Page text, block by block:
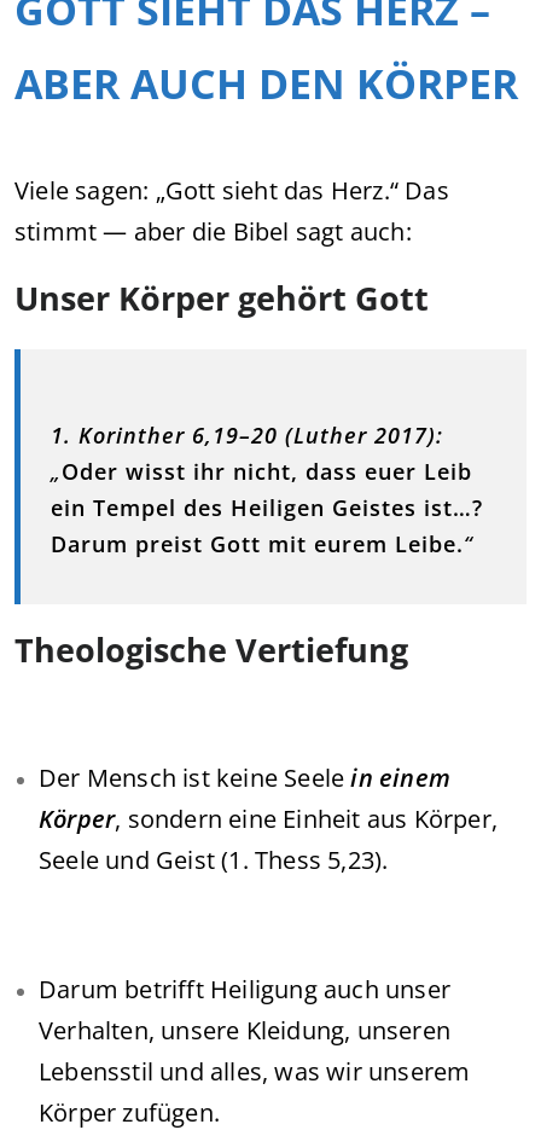
ABER AUCH DEN KÖRPER
Viele sagen: „Gott sieht das Herz.“ Das
stimmt — aber die Bibel sagt auch:
Unser Körper gehört Gott
1. Korinther 6,19–20 (Luther 2017):
„Oder wisst ihr nicht, dass euer Leib
ein Tempel des Heiligen Geistes ist…?
Darum preist Gott mit eurem Leibe.“
Theologische Vertiefung
Der Mensch ist keine Seelein einem
Körper, sondern eine Einheit aus Körper,
Seele und Geist (1. Thess 5,23).
Darum betrifft Heiligung auch unser
Verhalten, unsere Kleidung, unseren
Lebensstil und alles, was wir unserem
Körper zufügen.